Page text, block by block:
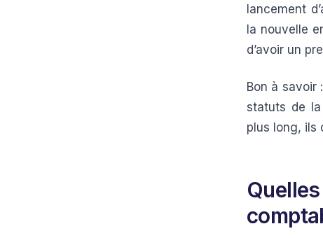
lancement
la nouvelle
d’avoir un
Bon à savoir
statuts de
plus long, ils